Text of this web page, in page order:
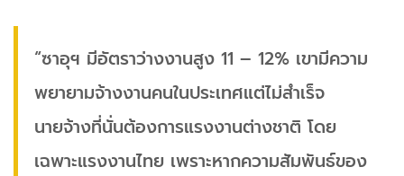
“ซาอุฯ มีอัตราว่างงานสูง 11 – 12% เขามีความ
พยายามจ้างงานคนในประเทศแต่ไม่สำเร็จ
นายจ้างที่นั่นต้องการแรงงานต่างชาติ โดย
เฉพาะแรงงานไทย เพราะหากความสัมพันธ์ของ